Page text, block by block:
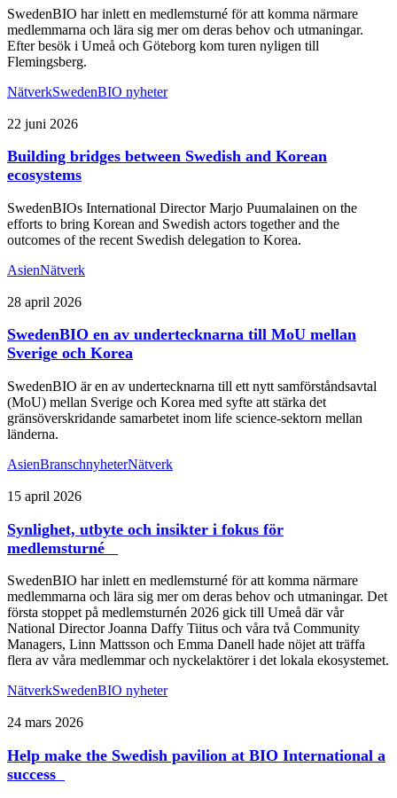
SwedenBIO har inlett en medlemsturné för att komma närmare
medlemmarna och lära sig mer om deras behov och utmaningar.
Efter besök i Umeå och Göteborg kom turen nyligen till
Flemingsberg.
NätverkSwedenBIO nyheter
22 juni 2026
Building bridges between Swedish and Korean
ecosystems
SwedenBIOs International Director Marjo Puumalainen on the
efforts to bring Korean and Swedish actors together and the
outcomes of the recent Swedish delegation to Korea.
AsienNätverk
28 april 2026
SwedenBIO en av undertecknarna till MoU mellan
Sverige och Korea
SwedenBIO är en av undertecknarna till ett nytt samförståndsavtal
(MoU) mellan Sverige och Korea med syfte att stärka det
gränsöverskridande samarbetet inom life science-sektorn mellan
länderna.
AsienBranschnyheterNätverk
15 april 2026
Synlighet, utbyte och insikter i fokus för
medlemsturné
SwedenBIO har inlett en medlemsturné för att komma närmare
medlemmarna och lära sig mer om deras behov och utmaningar. Det
första stoppet på medlemsturnén 2026 gick till Umeå där vår
National Director Joanna Daffy Tiitus och våra två Community
Managers, Linn Mattsson och Emma Danell hade nöjet att träffa
flera av våra medlemmar och nyckelaktörer i det lokala ekosystemet.
NätverkSwedenBIO nyheter
24 mars 2026
Help make the Swedish pavilion at BIO International a
success